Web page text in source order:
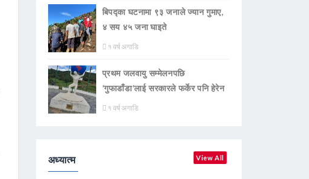
बिपद्का घटनामा ९३ जनाले ज्यान गुमाए,
४ सय ४५ जना घाइते
१ वर्ष अगाडि
प्रथम जलवायु सम्मेलनपछि
‘गुफाडाँडा’लाई सरकारले फर्केर पनि हेरेन
१ वर्ष अगाडि
अध्यात्म View All